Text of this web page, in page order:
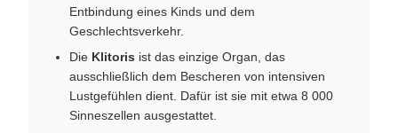
Entbindung eines Kinds und dem
Geschlechtsverkehr.
Die Klitoris ist das einzige Organ, das
ausschließlich dem Bescheren von intensiven
Lustgefühlen dient. Dafür ist sie mit etwa 8 000
Sinneszellen ausgestattet.